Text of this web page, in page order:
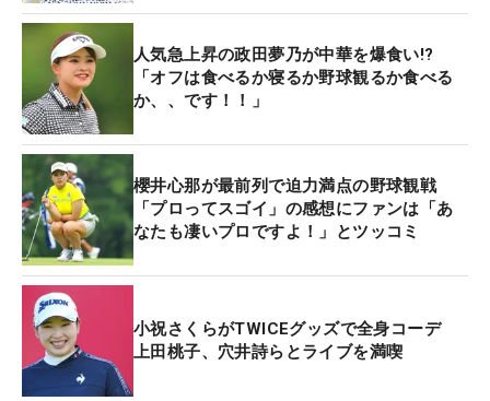
人気急上昇の政田夢乃が中華を爆食い!?
「オフは食べるか寝るか野球観るか食べる
か、、です！！」
櫻井心那が最前列で迫力満点の野球観戦
「プロってスゴイ」の感想にファンは「あ
なたも凄いプロですよ！」とツッコミ
小祝さくらがTWICEグッズで全身コーデ
上田桃子、穴井詩らとライブを満喫